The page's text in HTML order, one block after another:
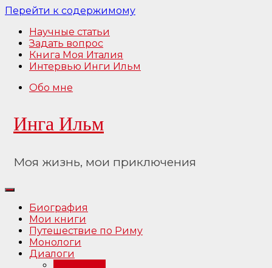
Перейти к содержимому
Научные статьи
Задать вопрос
Книга Моя Италия
Интервью Инги Ильм
Обо мне
Инга Ильм
Моя жизнь, мои приключения
Биография
Мои книги
Путешествие по Риму
Монологи
Диалоги